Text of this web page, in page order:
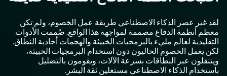
لقد غير عصر الذكاء الاصطناعي طريقة عمل الخصوم، ولم تكن
معظم أنظمة الدفاع مصممة لمواجهة هذا الواقع. صُممت الأدوات
التقليدية لعالم مليء بالبرمجيات الخبيثة والهجمات أحادية النطاق.
لكن يعمل الخصوم الحاليون دون استخدام البرمجيات الخبيثة،
ويتنقلون عبر النطاقات بسرعة الآلات، ويقومون بالتضليل
باستخدام الذكاء الاصطناعي مستغلين ثقة البشر.